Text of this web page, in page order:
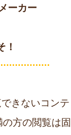
権・利用規約に関
オンライン認
らは対応するこ
が販売サイトへ
ーカー
！
きないコンテ
の方の閲覧は固